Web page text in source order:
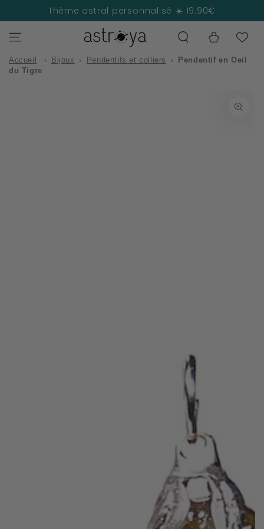
IGNORER LE
CONTENUThème astral personnalisé ☀️ 19.90€
Panier
Accueil › Bijoux › Pendentifs et colliers ›
Pendentif en Oeil
du Tigre